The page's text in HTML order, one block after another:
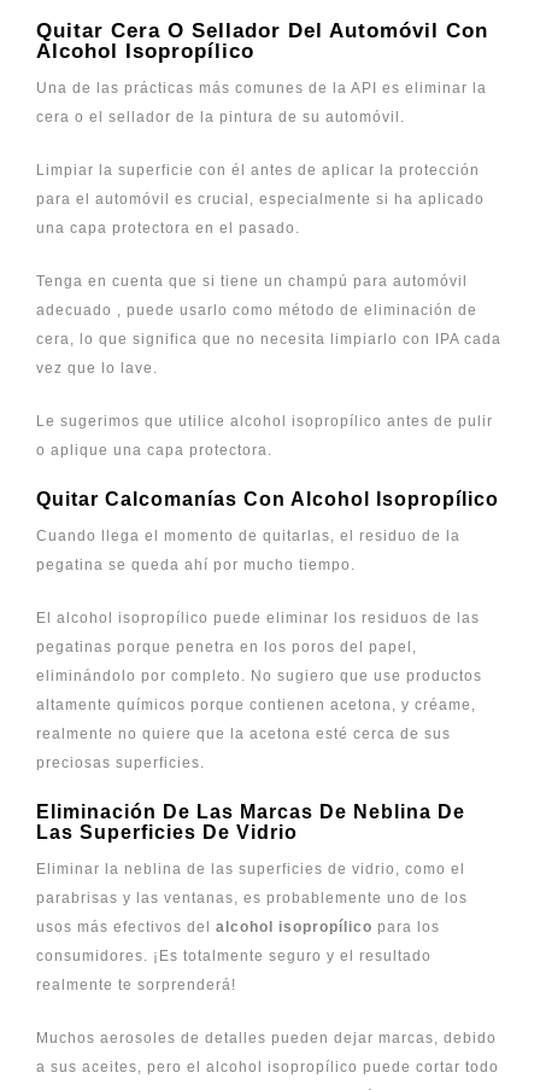
Quitar Cera O Sellador Del Automóvil Con
Alcohol Isopropílico
Una de las prácticas más comunes de la API es eliminar la
cera o el sellador de la pintura de su automóvil.
Limpiar la superficie con él antes de aplicar la protección
para el automóvil es crucial, especialmente si ha aplicado
una capa protectora en el pasado.
Tenga en cuenta que si tiene un champú para automóvil
adecuado , puede usarlo como método de eliminación de
cera, lo que significa que no necesita limpiarlo con IPA cada
vez que lo lave.
Le sugerimos que utilice alcohol isopropílico antes de pulir
o aplique una capa protectora.
Quitar Calcomanías Con Alcohol Isopropílico
Cuando llega el momento de quitarlas, el residuo de la
pegatina se queda ahí por mucho tiempo.
El alcohol isopropílico puede eliminar los residuos de las
pegatinas porque penetra en los poros del papel,
eliminándolo por completo. No sugiero que use productos
altamente químicos porque contienen acetona, y créame,
realmente no quiere que la acetona esté cerca de sus
preciosas superficies.
Eliminación De Las Marcas De Neblina De
Las Superficies De Vidrio
Eliminar la neblina de las superficies de vidrio, como el
parabrisas y las ventanas, es probablemente uno de los
usos más efectivos del alcohol isopropílico para los
consumidores. ¡Es totalmente seguro y el resultado
realmente te sorprenderá!
Muchos aerosoles de detalles pueden dejar marcas, debido
a sus aceites, pero el alcohol isopropílico puede cortar todo